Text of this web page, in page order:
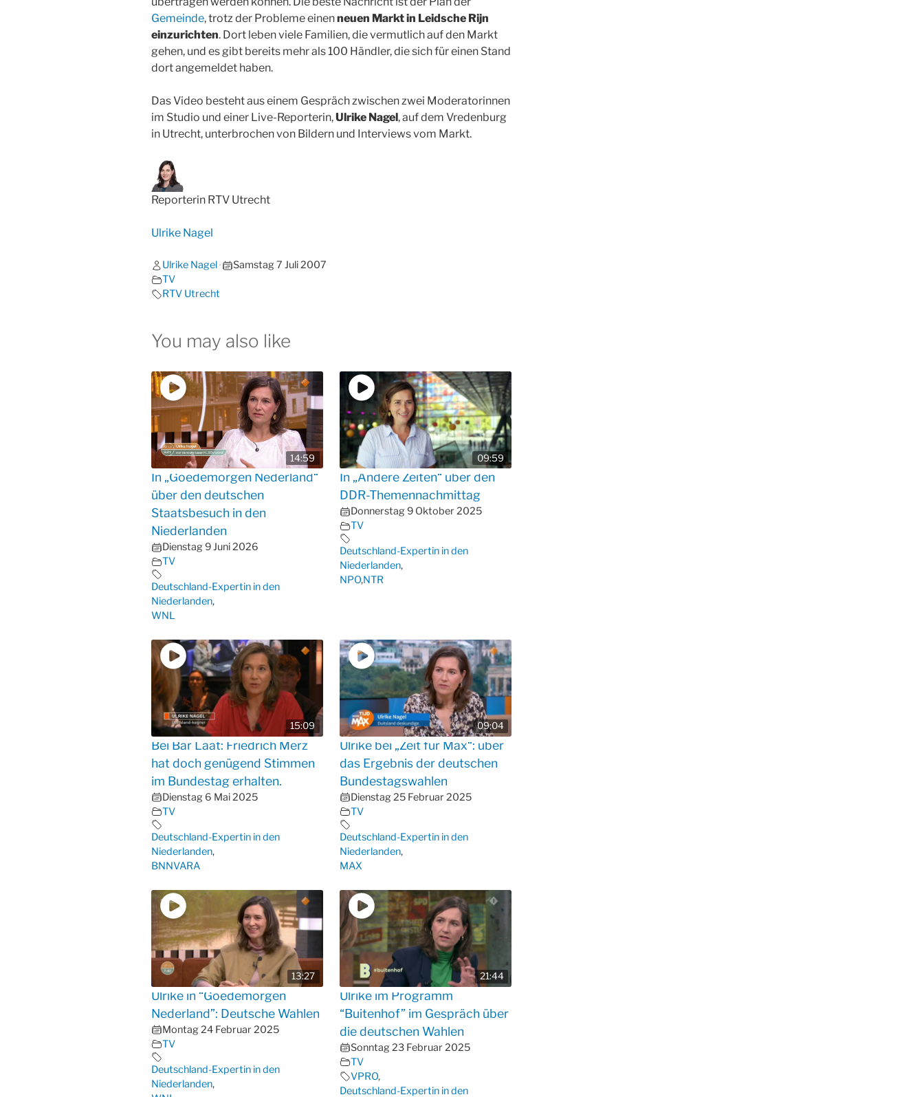
Gemeinde, trotz der Probleme einenneuen Markt in Leidsche Rijn
einzurichten. Dort leben viele Familien, die vermutlich auf den Markt
gehen, und es gibt bereits mehr als 100 Händler, die sich für einen Stand
dort angemeldet haben.
Das Video besteht aus einem Gespräch zwischen zwei Moderatorinnen
im Studio und einer Live-Reporterin,Ulrike Nagel, auf dem Vredenburg
in Utrecht, unterbrochen von Bildern und Interviews vom Markt.
Reporterin RTV Utrecht
Ulrike Nagel
Ulrike Nagel•
Samstag 7 Juli 2007
TV
RTV Utrecht
You may also like
14:59
In „Goedemorgen Nederland“
über den deutschen
Staatsbesuch in den
Niederlanden
Dienstag 9 Juni 2026
TV
Deutschland-Expertin in den
Niederlanden,
WNL
09:59
In „Andere Zeiten“ über den
DDR-Themennachmittag
Donnerstag 9 Oktober 2025
TV
Deutschland-Expertin in den
Niederlanden,
NPO,NTR
15:09
Bei Bar Laat: Friedrich Merz
hat doch genügend Stimmen
im Bundestag erhalten.
Dienstag 6 Mai 2025
TV
Deutschland-Expertin in den
Niederlanden,
BNNVARA
09:04
Ulrike bei „Zeit für Max“: über
das Ergebnis der deutschen
Bundestagswahlen
Dienstag 25 Februar 2025
TV
Deutschland-Expertin in den
Niederlanden,
MAX
13:27
Ulrike in “Goedemorgen
Nederland”: Deutsche Wahlen
Montag 24 Februar 2025
TV
Deutschland-Expertin in den
Niederlanden,
21:44
Ulrike im Programm
“Buitenhof” im Gespräch über
die deutschen Wahlen
Sonntag 23 Februar 2025
TV
VPRO,
Deutschland-Expertin in den